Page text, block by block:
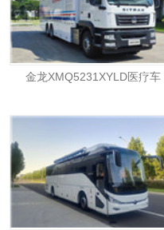
金龙XMQ5231XYLD医疗车